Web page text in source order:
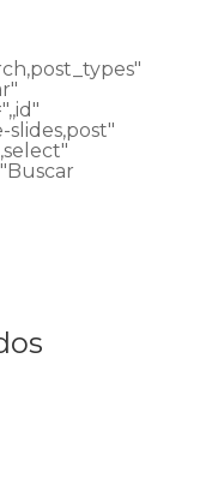
slides,post"